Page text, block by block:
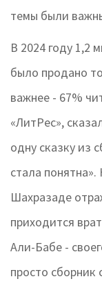
темы были
В 2024 году 1,2
было продано
важнее - 67%
«ЛитРес»,
одну сказку из
стала
Шахразаде
приходится
Али-Бабе -
просто сборник